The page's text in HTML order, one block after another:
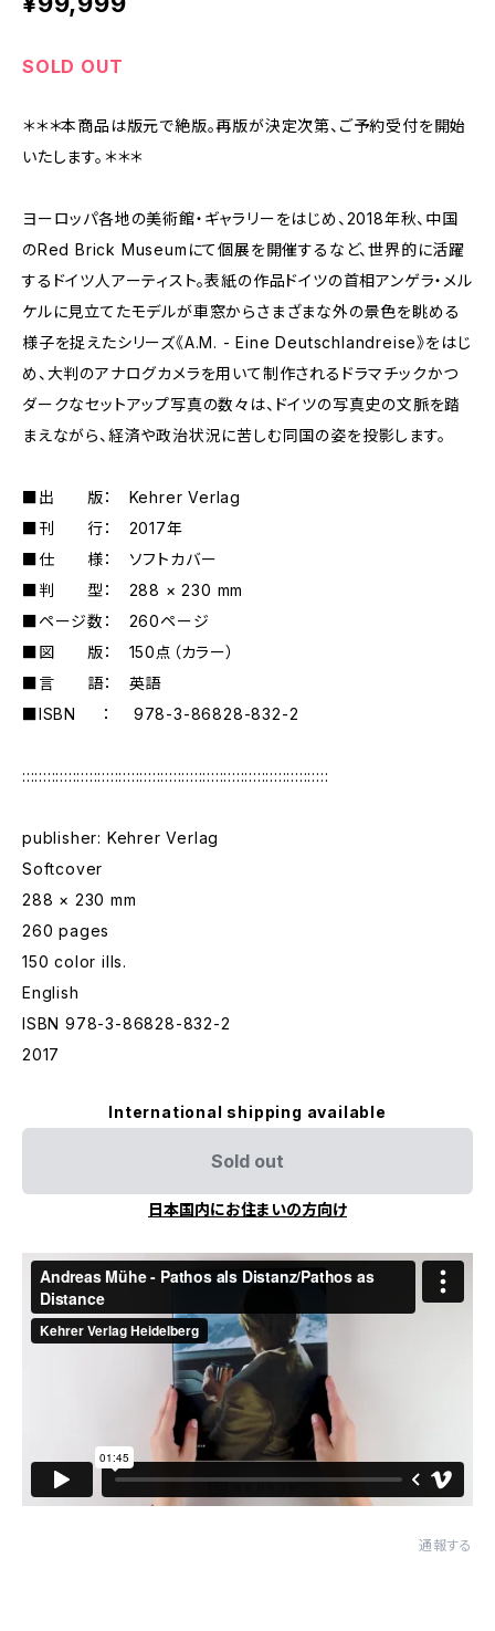
SOLD OUT
＊＊＊本商品は版元で絶版。再版が決定次第、ご予約受付を開始
いたします。＊＊＊
ヨーロッパ各地の美術館・ギャラリーをはじめ、2018年秋、中国
のRed Brick Museumにて個展を開催するなど、世界的に活躍
するドイツ人アーティスト。表紙の作品ドイツの首相アンゲラ・メル
ケルに見立てたモデルが車窓からさまざまな外の景色を眺める
様子を捉えたシリーズ《A.M. - Eine Deutschlandreise》をはじ
め、大判のアナログカメラを用いて制作されるドラマチックかつ
ダークなセットアップ写真の数々は、ドイツの写真史の文脈を踏
まえながら、経済や政治状況に苦しむ同国の姿を投影します。
■出 版： Kehrer Verlag
■刊 行： 2017年
■仕 様： ソフトカバー
■判 型： 288 × 230 mm
■ページ数： 260ページ
■図 版： 150点（カラー）
■言 語： 英語
■ISBN ： 978-3-86828-832-2
:::::::::::::::::::::::::::::::::::::::::::::::::::::::::::::::::::::::::
publisher: Kehrer Verlag
Softcover
288 × 230 mm
260 pages
150 color ills.
English
ISBN 978-3-86828-832-2
2017
International shipping available
Sold out
日本国内にお住まいの方向け
通報する